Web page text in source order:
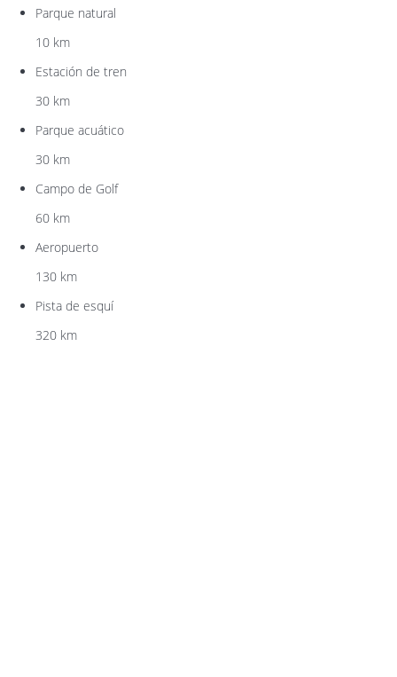
Parque natural
10 km
Estación de tren
30 km
Parque acuático
30 km
Campo de Golf
60 km
Aeropuerto
130 km
Pista de esquí
320 km